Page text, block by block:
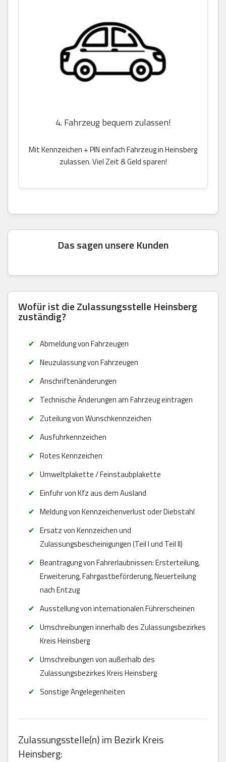
4. Fahrzeug bequem zulassen!
Mit Kennzeichen + PIN einfach Fahrzeug in Heinsberg
zulassen. Viel Zeit & Geld sparen!
Das sagen unsere Kunden
Wofür ist die Zulassungsstelle Heinsberg
zuständig?
Abmeldung von Fahrzeugen
Neuzulassung von Fahrzeugen
Anschriftenänderungen
Technische Änderungen am Fahrzeug eintragen
Zuteilung von Wunschkennzeichen
Ausfuhrkennzeichen
Rotes Kennzeichen
Umweltplakette / Feinstaubplakette
Einfuhr von Kfz aus dem Ausland
Meldung von Kennzeichenverlust oder Diebstahl
Ersatz von Kennzeichen und
Zulassungsbescheinigungen (Teil I und Teil II)
Beantragung von Fahrerlaubnissen: Ersterteilung,
Erweiterung, Fahrgastbeförderung, Neuerteilung
nach Entzug
Ausstellung von internationalen Führerscheinen
Umschreibungen innerhalb des Zulassungsbezirkes
Kreis Heinsberg
Umschreibungen von außerhalb des
Zulassungsbezirkes Kreis Heinsberg
Sonstige Angelegenheiten
Zulassungsstelle(n) im Bezirk Kreis
Heinsberg: